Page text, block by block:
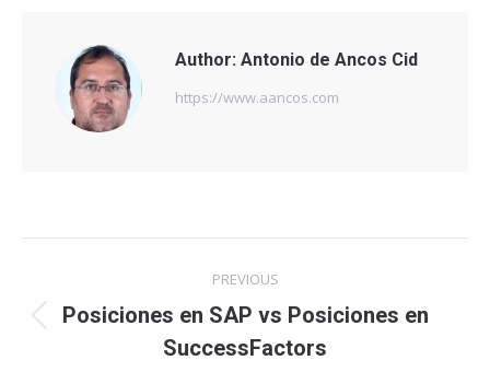
Author: Antonio de Ancos Cid
https://www.aancos.com
navigation
PREVIOUS
Previous
post:
Posiciones en SAP vs Posiciones en
SuccessFactors